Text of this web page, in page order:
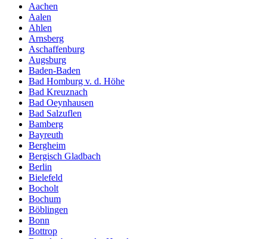
Aachen
Aalen
Ahlen
Arnsberg
Aschaffenburg
Augsburg
Baden-Baden
Bad Homburg v. d. Höhe
Bad Kreuznach
Bad Oeynhausen
Bad Salzuflen
Bamberg
Bayreuth
Bergheim
Bergisch Gladbach
Berlin
Bielefeld
Bocholt
Bochum
Böblingen
Bonn
Bottrop